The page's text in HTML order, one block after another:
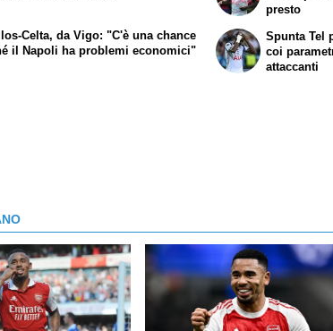
Celta, da Vigo: "C'è una chance
il Napoli ha problemi economici"
presto
Spunta Tel
coi
attaccanti